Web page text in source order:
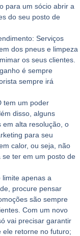
para um sócio abrir a
do seu posto de
Serviços
dos pneus e limpeza
os seus clientes.
é sempre
sempre irá
tem um poder
disso, alguns
em alta resolução, o
para seu
calor, ou seja, não
ter em um posto de
limite apenas a
procure pensar
são sempre
Com um novo
vai precisar garantir
ele retorne no futuro;